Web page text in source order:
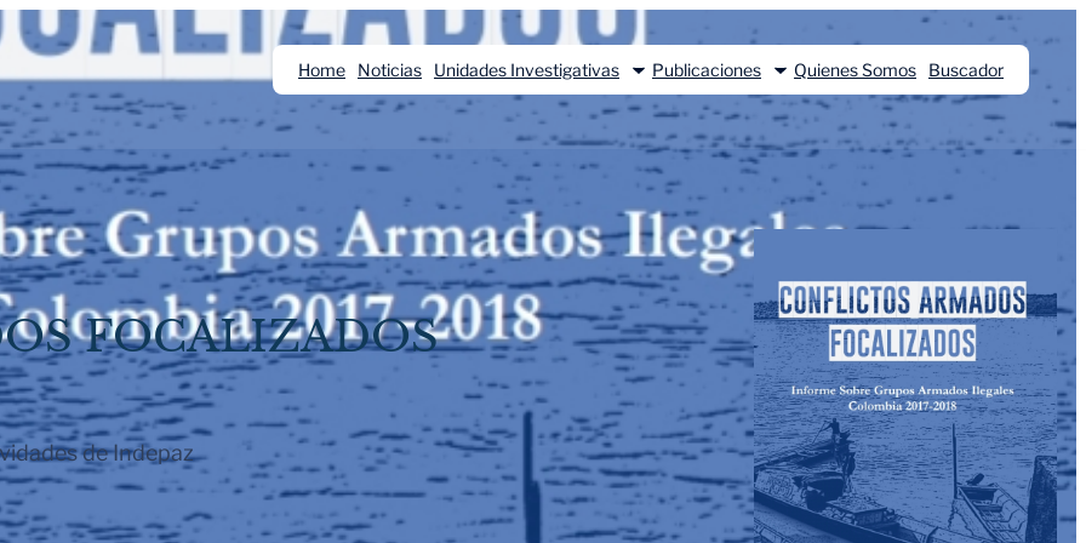
Home Noticias Unidades Investigativas Publicaciones Quienes Somos Buscador
FOCALIZADOS
de Indepaz